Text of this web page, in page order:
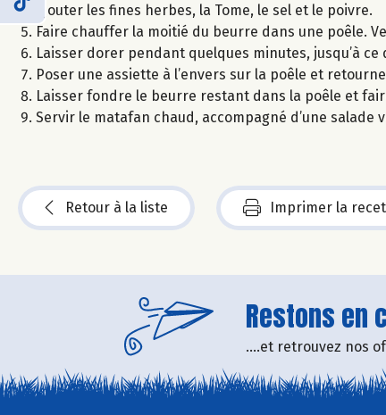
Ajouter les fines herbes, la Tome, le sel et le poivre.
Faire chauffer la moitié du beurre dans une poêle.
Laisser dorer pendant quelques minutes, jusqu’à ce
Poser une assiette à l’envers sur la poêle et
Laisser fondre le beurre restant dans la poêle et
Servir le matafan chaud, accompagné d’une salade
Retour à la liste Imprimer la
Restons en
....et retrouvez nos